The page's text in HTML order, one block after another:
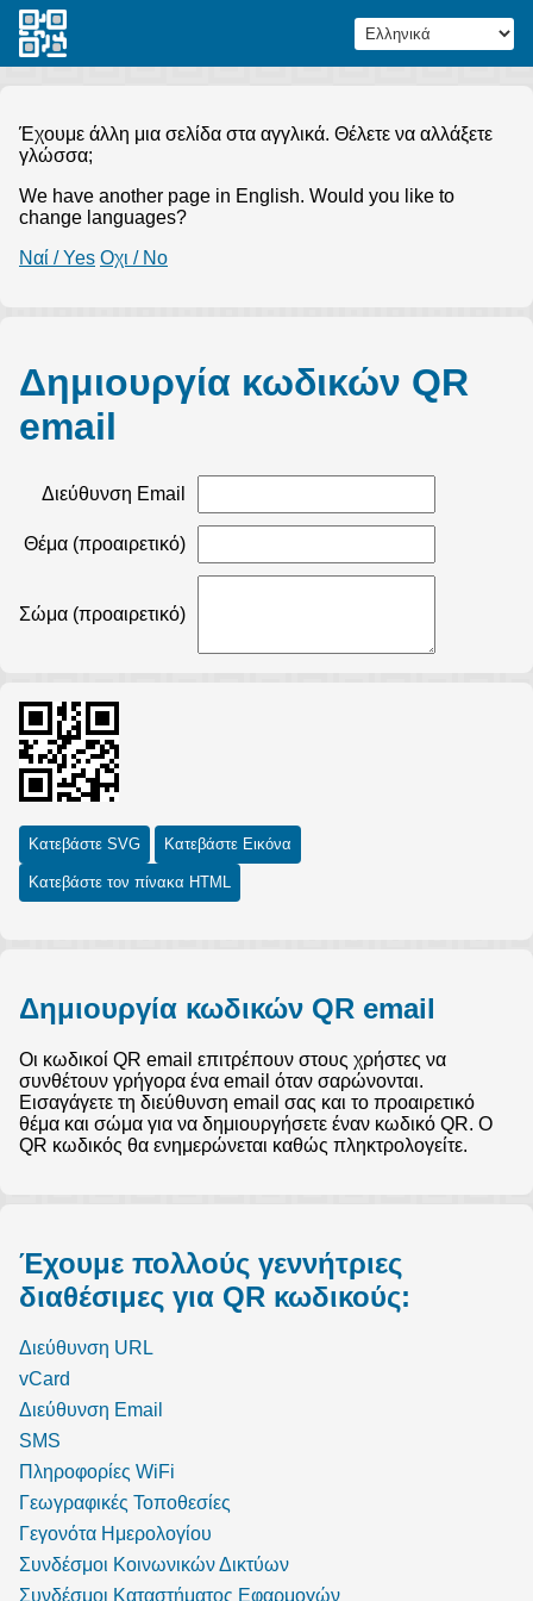
Έχουμε άλλη μια σελίδα στα αγγλικά. Θέλετε να αλλάξετε
γλώσσα;
We have another page in English. Would you like to
change languages?
Ναί / Yes Οχι / No
Δημιουργία κωδικών QR
email
Διεύθυνση Email
Θέμα (προαιρετικό)
Σώμα (προαιρετικό)
Κατεβάστε SVG Κατεβάστε Εικόνα
Κατεβάστε τον πίνακα HTML
Δημιουργία κωδικών QR email
Οι κωδικοί QR email επιτρέπουν στους χρήστες να
συνθέτουν γρήγορα ένα email όταν σαρώνονται.
Εισαγάγετε τη διεύθυνση email σας και το προαιρετικό
θέμα και σώμα για να δημιουργήσετε έναν κωδικό QR. Ο
QR κωδικός θα ενημερώνεται καθώς πληκτρολογείτε.
Έχουμε πολλούς γεννήτριες
διαθέσιμες για QR κωδικούς:
Διεύθυνση URL
vCard
Διεύθυνση Email
SMS
Πληροφορίες WiFi
Γεωγραφικές Τοποθεσίες
Γεγονότα Ημερολογίου
Συνδέσμοι Κοινωνικών Δικτύων
Συνδέσμοι Καταστήματος Εφαρμογών